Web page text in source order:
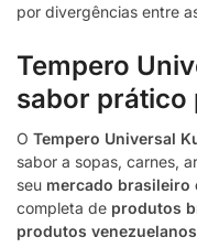
por divergências entre
Tempero
sabor prático
O Tempero Universal
sabor a sopas, carnes,
seu mercado brasileiro
completa de produtos
produtos venezuelanos